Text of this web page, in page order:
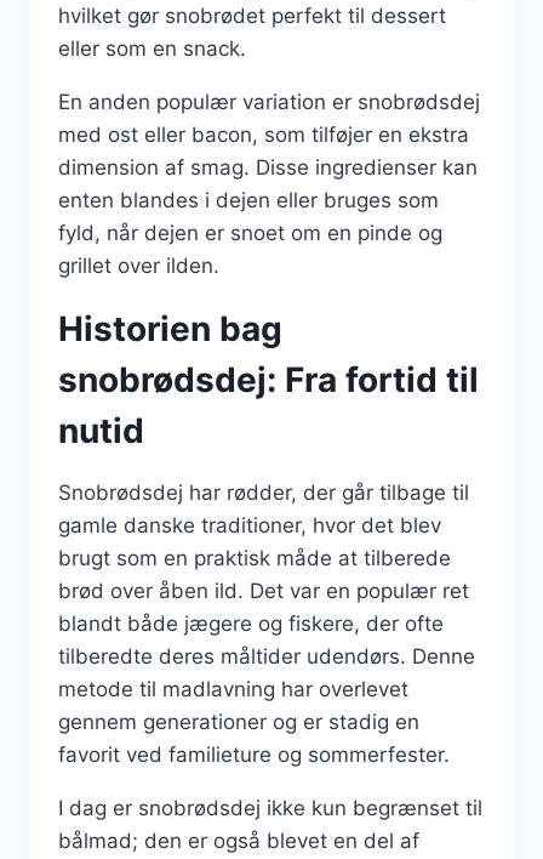
hvilket gør snobrødet perfekt til dessert
eller som en snack.
En anden populær variation er snobrødsdej
med ost eller bacon, som tilføjer en ekstra
dimension af smag. Disse ingredienser kan
enten blandes i dejen eller bruges som
fyld, når dejen er snoet om en pinde og
grillet over ilden.
Historien bag
snobrødsdej: Fra fortid til
nutid
Snobrødsdej har rødder, der går tilbage til
gamle danske traditioner, hvor det blev
brugt som en praktisk måde at tilberede
brød over åben ild. Det var en populær ret
blandt både jægere og fiskere, der ofte
tilberedte deres måltider udendørs. Denne
metode til madlavning har overlevet
gennem generationer og er stadig en
favorit ved familieture og sommerfester.
I dag er snobrødsdej ikke kun begrænset til
bålmad; den er også blevet en del af